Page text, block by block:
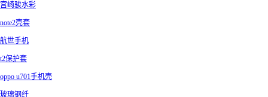
宫崎骏水彩
note2壳套
航世手机
t2保护套
oppo u701手机壳
玻璃钢纤